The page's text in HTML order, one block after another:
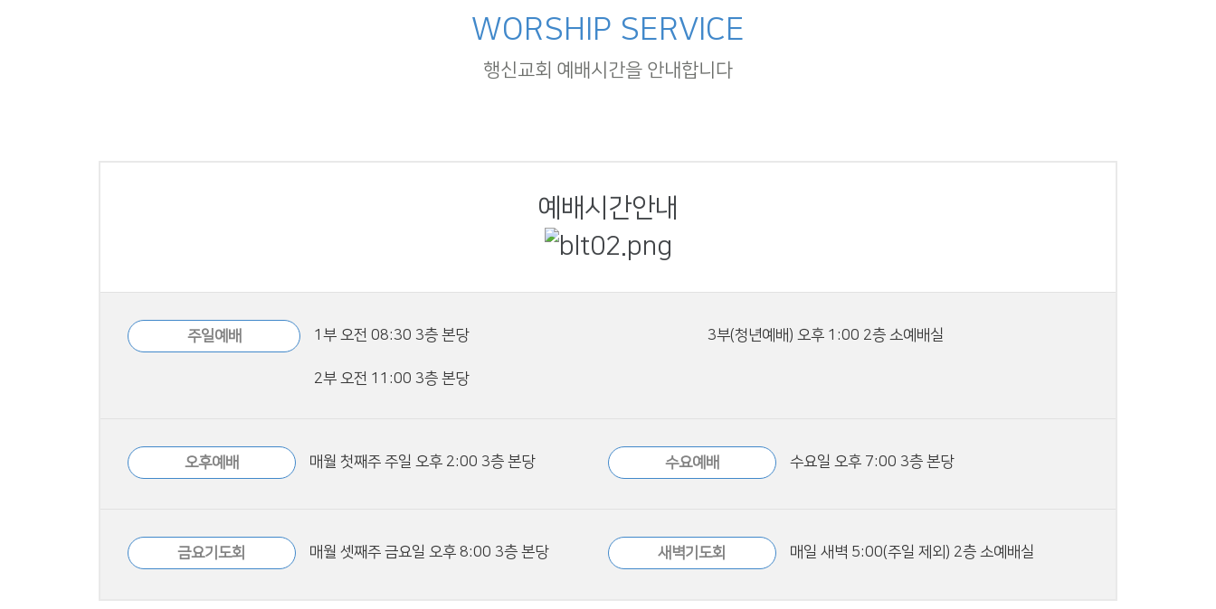
WORSHIP SERVICE
행신교회 예배시간을 안내합니다
예배시간안내
주일예배 1부 오전 08:30 3층 본당
2부 오전 11:00 3층 본당
3부(청년예배) 오후 1:00 2층 소예배실
오후예배 매월 첫째주 주일 오후 2:00 3층 본당 수요예배 수요일 오후 7:00 3층 본당
금요기도회 매월 셋째주 금요일 오후 8:00 3층 본당 새벽기도회 매일 새벽 5:00(주일 제외) 2층 소예배실